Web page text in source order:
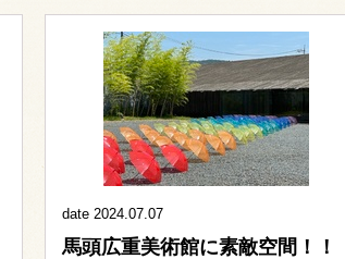
date 2024.07.07
馬頭広重美術館に素敵空間！！